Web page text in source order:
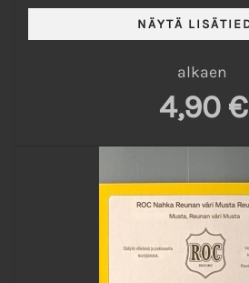
alkaen
4,90 €